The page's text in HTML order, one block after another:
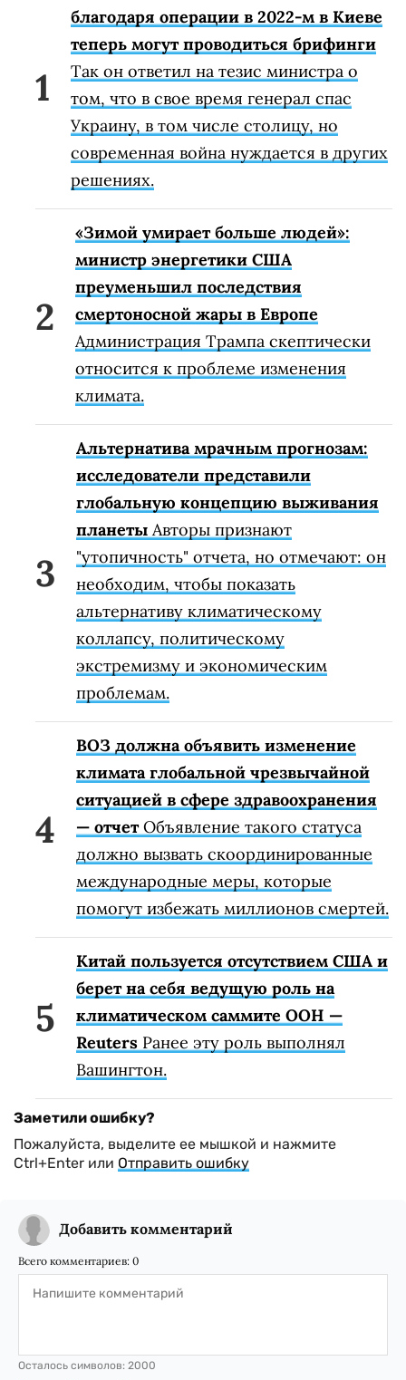
благодаря операции в 2022-м в Киеве
теперь могут проводиться брифинги
Так он ответил на тезис министра о
том, что в свое время генерал спас
Украину, в том числе столицу, но
современная война нуждается в других
решениях.
«Зимой умирает больше людей»:
министр энергетики США
преуменьшил последствия
смертоносной жары в Европе
Администрация Трампа скептически
относится к проблеме изменения
климата.
Альтернатива мрачным прогнозам:
исследователи представили
глобальную концепцию выживания
планеты Авторы признают
"утопичность" отчета, но отмечают: он
необходим, чтобы показать
альтернативу климатическому
коллапсу, политическому
экстремизму и экономическим
проблемам.
ВОЗ должна объявить изменение
климата глобальной чрезвычайной
ситуацией в сфере здравоохранения
— отчетОбъявление такого статуса
должно вызвать скоординированные
международные меры, которые
помогут избежать миллионов смертей.
Китай пользуется отсутствием США и
берет на себя ведущую роль на
климатическом саммите ООН —
Reuters Ранее эту роль выполнял
Вашингтон.
Заметили ошибку?
Пожалуйста, выделите ее мышкой и нажмите
Ctrl+Enter или Отправить ошибку
Добавить комментарий
Всего комментариев: 0
Осталось символов: 2000